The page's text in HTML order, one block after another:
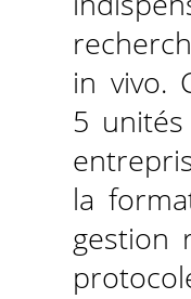
in vivo.
5
la
gestion